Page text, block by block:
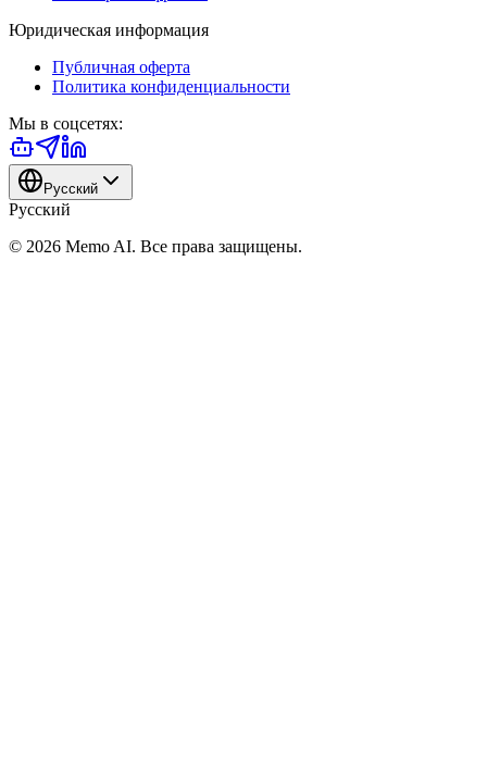
Юридическая информация
Публичная оферта
Политика конфиденциальности
Мы в соцсетях:
Русский
Русский
© 2026 Memo AI. Все права защищены.